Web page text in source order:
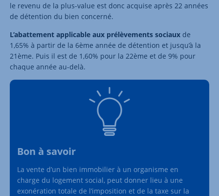
le revenu de la plus-value est donc acquise après 22 années
de détention du bien concerné.
L’abattement applicable aux prélèvements sociaux de
1,65% à partir de la 6ème année de détention et jusqu’à la
21ème. Puis il est de 1,60% pour la 22ème et de 9% pour
chaque année au-delà.
Bon à savoir
La vente d’un bien immobilier à un organisme en
charge du logement social, peut donner lieu à une
exonération totale de l’imposition et de la taxe sur la